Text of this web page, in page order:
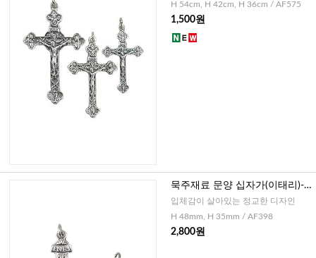
H 54cm, H 42cm, H 36cm / AF575
1,500원
묵주재료 문양 십자가(이태리)-
대,소
입체감이 살아있는 정교한 디자인
H 48mm, H 35mm / AF398
2,800원